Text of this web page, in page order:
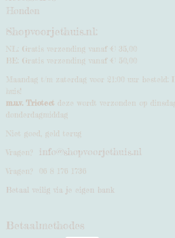
Honden
Shopvoorjethuis.nl:
NL: Gratis verzending vanaf € 35,00
BE: Gratis verzending vanaf € 50,00
Maandag t/m zaterdag voor 21:00 uur besteld:
huis!
m.u.v. Triotect deze wordt verzonden op
donderdagmiddag
Niet goed, geld terug
Vragen? info@shopvoorjethuis.nl
Vragen? 06 8 176 1736
Betaal veilig via je eigen bank
Betaalmethodes